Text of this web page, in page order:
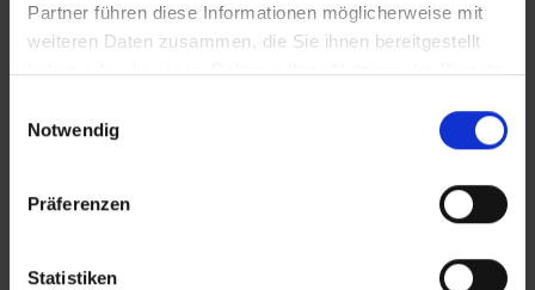
Partner führen diese Informationen möglicherweise mit
weiteren Daten zusammen, die Sie ihnen bereitgestellt
haben oder die sie im Rahmen Ihrer Nutzung der Dienste
Notwendig
Präferenzen
Statistiken
WeserBergland Immobilien
Portastraße 36
32457 Porta Westfalica
Tel.:0571 - 597 265 17
Web: www.wb-immobilien.de